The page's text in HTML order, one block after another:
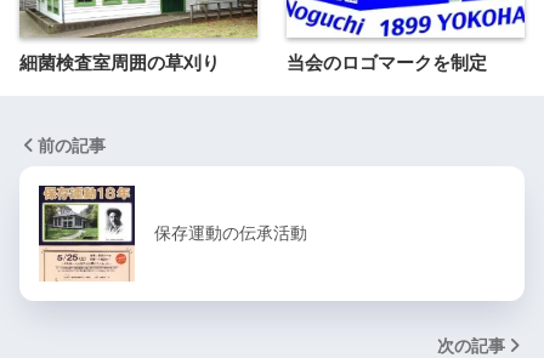
細菌検査室周囲の草刈り 当会のロゴマークを制定
前の記事
保存運動の伝承活動
次の記事